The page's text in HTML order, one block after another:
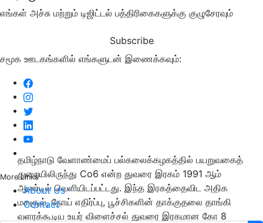
எங்கள் அச்சு மற்றும் டிஜிட்டல் பத்திரிகைகளுக்கு குழுசேரவும்
Subscribe
சமூக ஊடகங்களில் எங்களுடன் இணைக்கவும்:
More Links
About Us
Contact
தமிழ்நாடு வேளாண்மைப் பல்கலைக்கழகத்தில் பயறுவகைத்
துறையிலிருந்து Co6 என்ற துவரை இரகம் 1991 ஆம்
ஆண்டில் வெளியிடப்பட்டது. இந்த இரகத்தைவிட அதிக
மகசூல், நோய் எதிர்ப்பு, பூச்சிகளின் தாக்குதலை தாங்கி
வளரக்கூடிய உயர் விளைச்சல் துவரை இரகமான கோ 8